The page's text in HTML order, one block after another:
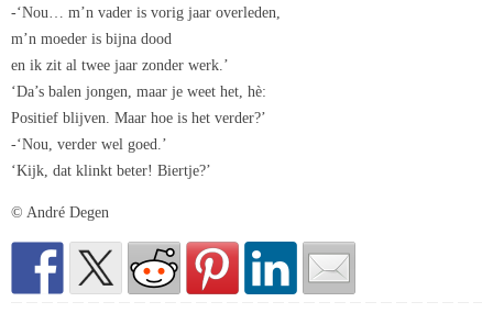
-‘Nou… m’n vader is vorig jaar overleden,
m’n moeder is bijna dood
en ik zit al twee jaar zonder werk.’
‘Da’s balen jongen, maar je weet het, hè:
Positief blijven. Maar hoe is het verder?’
-‘Nou, verder wel goed.’
‘Kijk, dat klinkt beter! Biertje?’
© André Degen